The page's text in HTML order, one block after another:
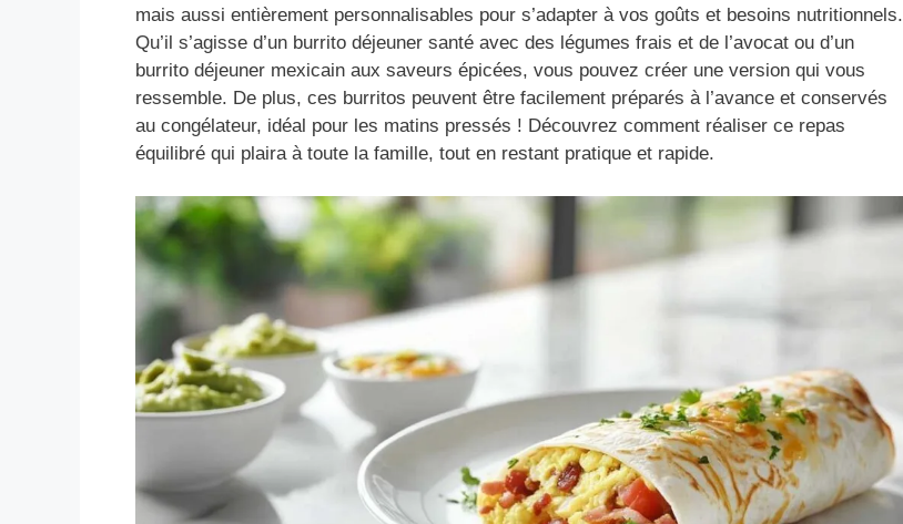
mais aussi entièrement personnalisables pour s’adapter à vos goûts et besoins nutritionnels.
Qu’il s’agisse d’un burrito déjeuner santé avec des légumes frais et de l’avocat ou d’un
burrito déjeuner mexicain aux saveurs épicées, vous pouvez créer une version qui vous
ressemble. De plus, ces burritos peuvent être facilement préparés à l’avance et conservés
au congélateur, idéal pour les matins pressés ! Découvrez comment réaliser ce repas
équilibré qui plaira à toute la famille, tout en restant pratique et rapide.